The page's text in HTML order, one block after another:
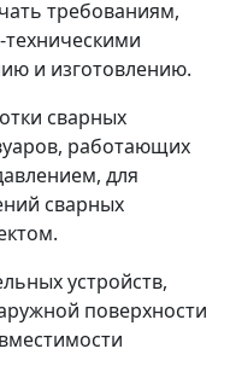
требованиям,
и изготовлению.
сварных
работающих
для
сварных
устройств,
поверхности